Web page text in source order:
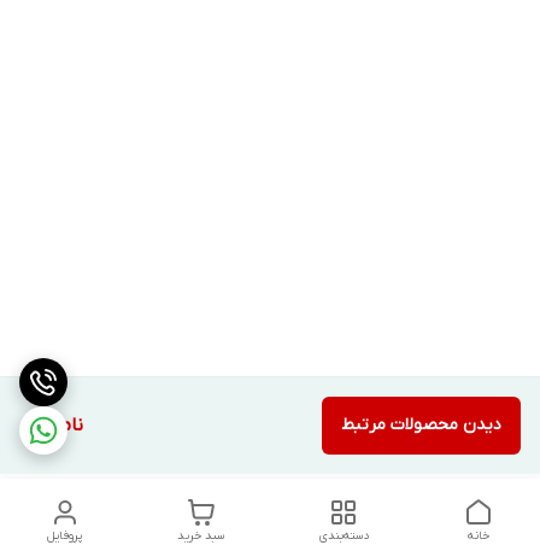
ناموجود دیدن محصولات مرتبط
پروفایل سبد خرید دسته‌بندی خانه